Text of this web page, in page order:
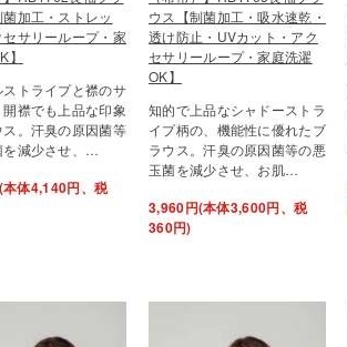
加工・ストレッ
サリーループ・家
】
ストライプと襟のサ
襟でも上品な印象
。汗臭の原因菌等
を減少させ、…
体4,140円、税
ウス【制菌加工・吸水速乾・
透け防止・UVカット・アク
セサリーループ・家庭洗濯
OK】
知的で上品なシャドーストラ
イプ柄の、機能性に優れたブ
ラウス。汗臭の原因菌等の悪
玉菌を減少させ、お肌…
3,960円(本体3,600円、税
360円)